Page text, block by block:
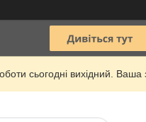
сьогодні вихідний.